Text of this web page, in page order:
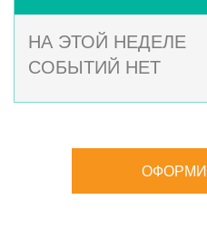
НА ЭТОЙ НЕДЕЛЕ
СОБЫТИЙ НЕТ